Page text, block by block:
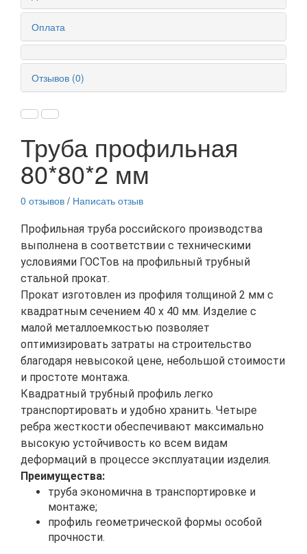
Оплата
Отзывов (0)
Труба профильная
80*80*2 мм
0 отзывов / Написать отзыв
Профильная труба российского производства
выполнена в соответствии с техническими
условиями ГОСТов на профильный трубный
стальной прокат.
Прокат изготовлен из профиля толщиной 2 мм с
квадратным сечением 40 х 40 мм. Изделие с
малой металлоемкостью позволяет
оптимизировать затраты на строительство
благодаря невысокой цене, небольшой стоимости
и простоте монтажа.
Квадратный трубный профиль легко
транспортировать и удобно хранить. Четыре
ребра жесткости обеспечивают максимально
высокую устойчивость ко всем видам
деформаций в процессе эксплуатации изделия.
Преимущества:
труба экономична в транспортировке и
монтаже;
профиль геометрической формы особой
прочности.